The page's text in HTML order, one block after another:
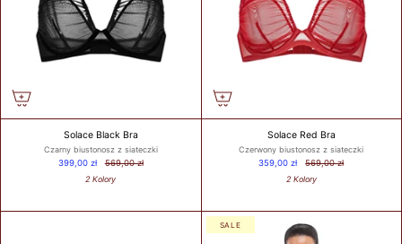
83-87
103
104-
107
108-
111
85A
85B
85C
85D
85E
85 85 38
Solace Black Bra
Czarny biustonosz z siateczki
399,00 zł
569,00 zł
2 Kolory
Solace Red Bra
Czerwony biustonosz z siateczki
359,00 zł
569,00 zł
2 Kolory
SALE